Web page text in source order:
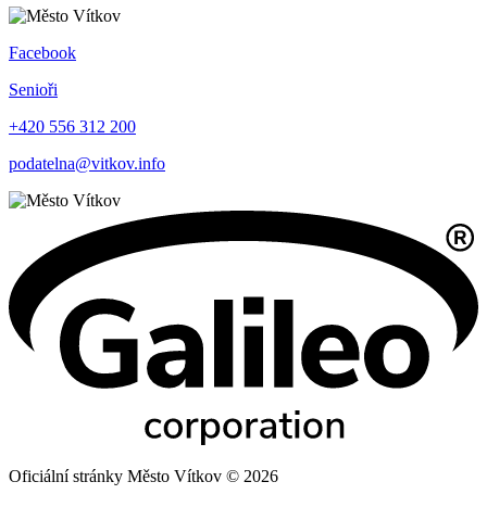
Facebook
Senioři
+420 556 312 200
podatelna@vitkov.info
Oficiální stránky Město Vítkov © 2026